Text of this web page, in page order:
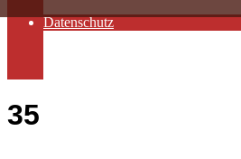
Datenschutz
35